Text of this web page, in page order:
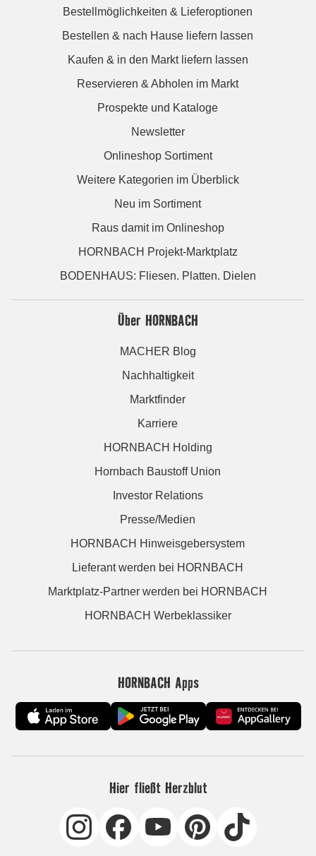
Bestellmöglichkeiten & Lieferoptionen
Bestellen & nach Hause liefern lassen
Kaufen & in den Markt liefern lassen
Reservieren & Abholen im Markt
Prospekte und Kataloge
Newsletter
Onlineshop Sortiment
Weitere Kategorien im Überblick
Neu im Sortiment
Raus damit im Onlineshop
HORNBACH Projekt-Marktplatz
BODENHAUS: Fliesen. Platten. Dielen
Über HORNBACH
MACHER Blog
Nachhaltigkeit
Marktfinder
Karriere
HORNBACH Holding
Hornbach Baustoff Union
Investor Relations
Presse/Medien
HORNBACH Hinweisgebersystem
Lieferant werden bei HORNBACH
Marktplatz-Partner werden bei HORNBACH
HORNBACH Werbeklassiker
HORNBACH Apps
Hier fließt Herzblut